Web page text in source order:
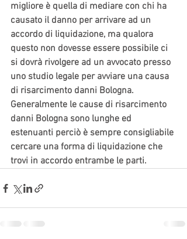
migliore è quella di mediare con chi ha
causato il danno per arrivare ad un
accordo di liquidazione, ma qualora
questo non dovesse essere possibile ci
si dovrà rivolgere ad un avvocato presso
uno studio legale per avviare una causa
di risarcimento danni Bologna.
Generalmente le cause di risarcimento
danni Bologna sono lunghe ed
estenuanti perciò è sempre consigliabile
cercare una forma di liquidazione che
trovi in accordo entrambe le parti.